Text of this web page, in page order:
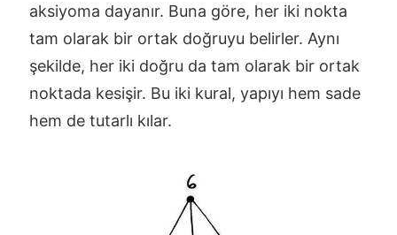
aksiyoma dayanır. Buna göre, her iki nokta
tam olarak bir ortak doğruyu belirler. Aynı
şekilde, her iki doğru da tam olarak bir ortak
noktada kesişir. Bu iki kural, yapıyı hem sade
hem de tutarlı kılar.